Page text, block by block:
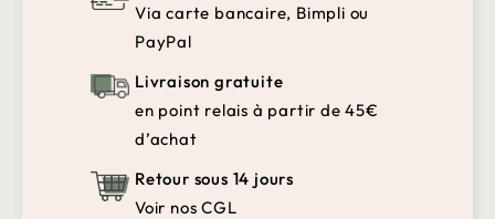
Via carte bancaire, Bimpli ou
PayPal
Livraison gratuite
en point relais à partir de 45€
d’achat
Retour sous 14 jours
Voir nos CGL